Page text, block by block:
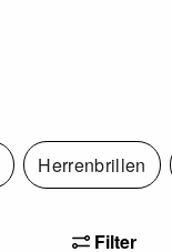
Herrenbrillen
Filter